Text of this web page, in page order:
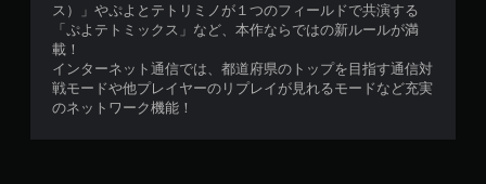
ス）」やぷよとテトリミノが１つのフィールドで共演する
「ぷよテトミックス」など、本作ならではの新ルールが満
載！
インターネット通信では、都道府県のトップを目指す通信対
戦モードや他プレイヤーのリプレイが見れるモードなど充実
のネットワーク機能！